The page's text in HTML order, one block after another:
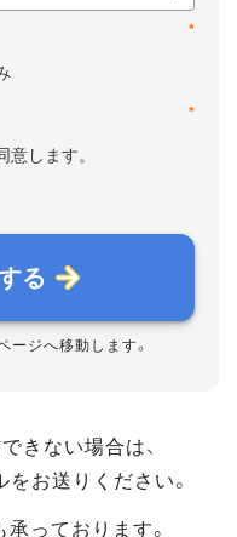
*
*
します。
る
ージへ移動します。
きない場合は、
をお送りください。
っております。